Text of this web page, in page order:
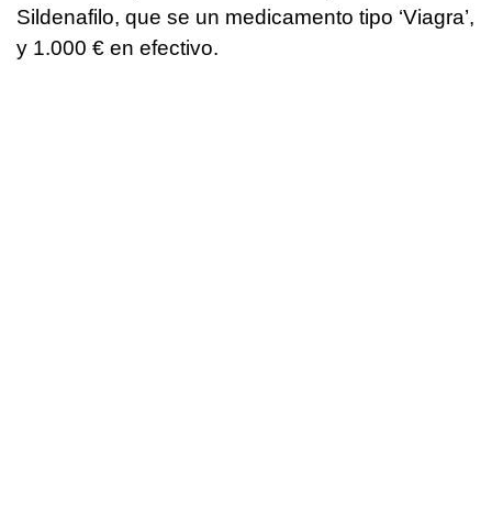
Sildenafilo, que se un medicamento tipo ‘Viagra’,
y 1.000 € en efectivo.